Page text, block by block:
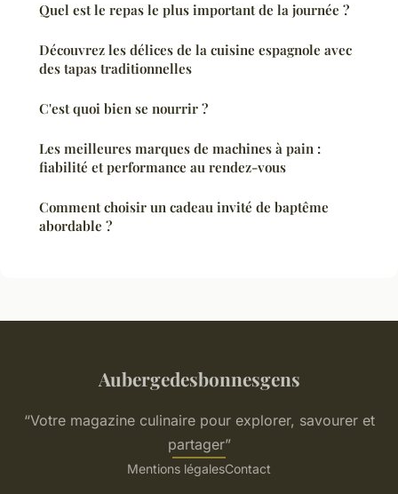
Quel est le repas le plus important de la journée ?
Découvrez les délices de la cuisine espagnole avec
des tapas traditionnelles
C'est quoi bien se nourrir ?
Les meilleures marques de machines à pain :
fiabilité et performance au rendez-vous
Comment choisir un cadeau invité de baptême
abordable ?
Aubergedesbonnesgens
“Votre magazine culinaire pour explorer, savourer et
partager”
Mentions légalesContact